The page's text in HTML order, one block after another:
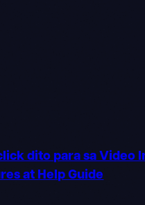
dito para sa Video
at Help Guide